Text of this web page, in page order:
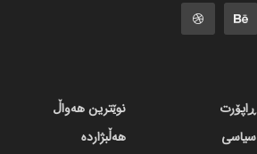
ڕاپۆرت
سیاسی
نوێترین هەواڵ
هەڵبژاردە